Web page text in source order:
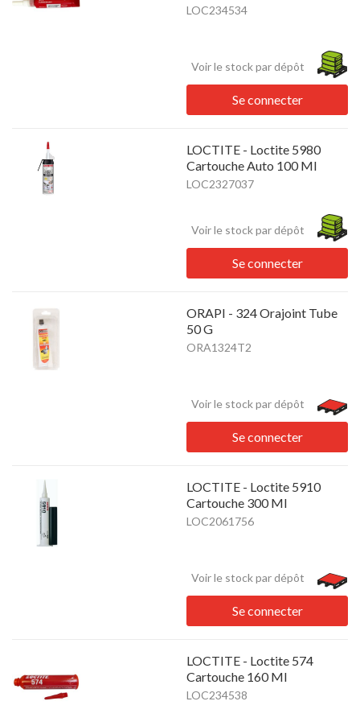
LOC234534
Voir le stock par dépôt
Se connecter
LOCTITE - Loctite 5980
Cartouche Auto 100 Ml
LOC2327037
Voir le stock par dépôt
Se connecter
ORAPI - 324 Orajoint Tube
50 G
ORA1324T2
Voir le stock par dépôt
Se connecter
LOCTITE - Loctite 5910
Cartouche 300 Ml
LOC2061756
Voir le stock par dépôt
Se connecter
LOCTITE - Loctite 574
Cartouche 160 Ml
LOC234538